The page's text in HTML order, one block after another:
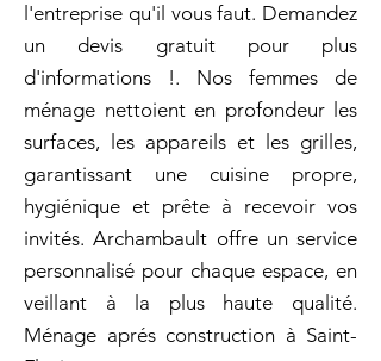
l'entreprise qu'il vous faut. Demandez
un devis gratuit pour plus
d'informations !. Nos femmes de
ménage nettoient en profondeur les
surfaces, les appareils et les grilles,
garantissant une cuisine propre,
hygiénique et prête à recevoir vos
invités. Archambault offre un service
personnalisé pour chaque espace, en
veillant à la plus haute qualité.
Ménage aprés construction à Saint-